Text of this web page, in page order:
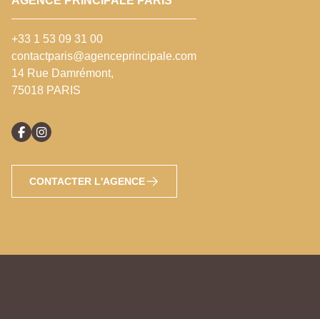
+33 1 53 09 31 00
contactparis@agenceprincipale.com
14 Rue Damrémont,
75018 PARIS
CONTACTER L'AGENCE